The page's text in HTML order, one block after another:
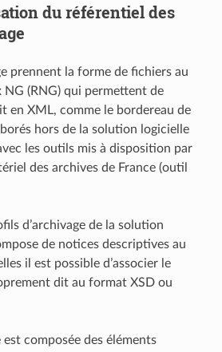
du référentiel des
prennent la forme de fichiers au
NG (RNG) qui permettent de
en XML, comme le bordereau de
hors de la solution logicielle
les outils mis à disposition par
des archives de France (outil
d’archivage de la solution
de notices descriptives au
il est possible d’associer le
dit au format XSD ou
composée des éléments